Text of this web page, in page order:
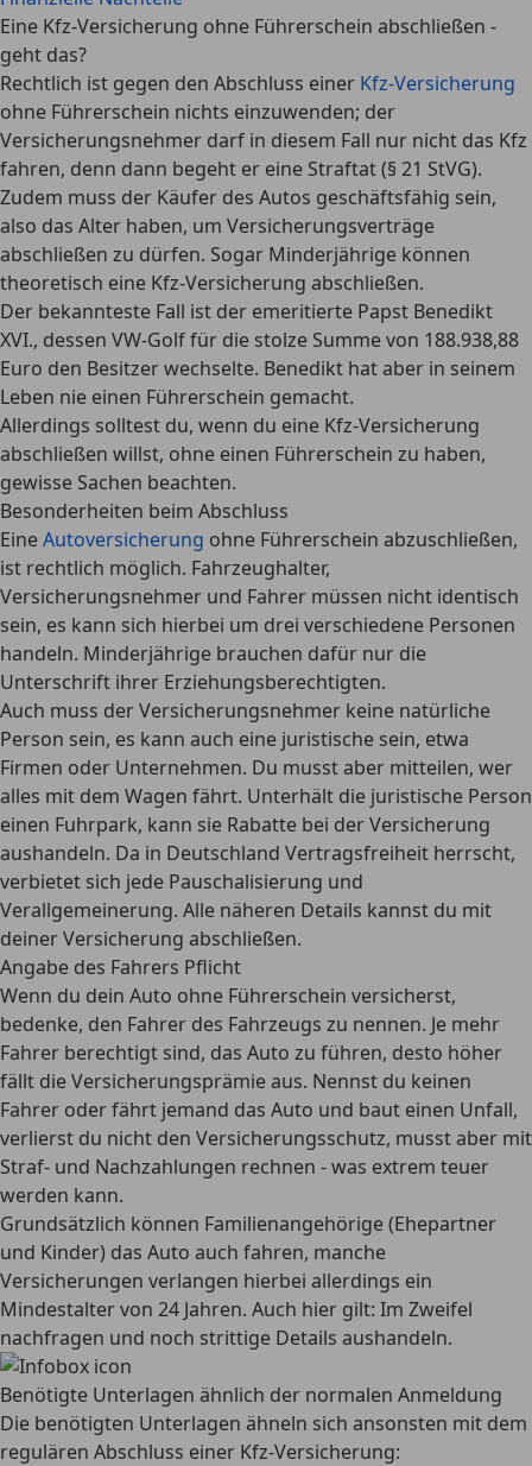
Eine Kfz-Versicherung ohne Führerschein abschließen -
geht das?
Rechtlich ist gegen den Abschluss einer Kfz-Versicherung
ohne Führerschein nichts einzuwenden; der
Versicherungsnehmer darf in diesem Fall nur nicht das Kfz
fahren, denn dann begeht er eine Straftat (§ 21 StVG).
Zudem muss der Käufer des Autos geschäftsfähig sein,
also das Alter haben, um Versicherungsverträge
abschließen zu dürfen. Sogar Minderjährige können
theoretisch eine Kfz-Versicherung abschließen.
Der bekannteste Fall ist der emeritierte Papst Benedikt
XVI., dessen VW-Golf für die stolze Summe von 188.938,88
Euro den Besitzer wechselte. Benedikt hat aber in seinem
Leben nie einen Führerschein gemacht.
Allerdings solltest du, wenn du eine Kfz-Versicherung
abschließen willst, ohne einen Führerschein zu haben,
gewisse Sachen beachten.
Besonderheiten beim Abschluss
EineAutoversicherung ohne Führerschein abzuschließen,
ist rechtlich möglich. Fahrzeughalter,
Versicherungsnehmer und Fahrer müssen nicht identisch
sein, es kann sich hierbei um drei verschiedene Personen
handeln. Minderjährige brauchen dafür nur die
Unterschrift ihrer Erziehungsberechtigten.
Auch muss der Versicherungsnehmer keine natürliche
Person sein, es kann auch eine juristische sein, etwa
Firmen oder Unternehmen. Du musst aber mitteilen, wer
alles mit dem Wagen fährt. Unterhält die juristische Person
einen Fuhrpark, kann sie Rabatte bei der Versicherung
aushandeln. Da in Deutschland Vertragsfreiheit herrscht,
verbietet sich jede Pauschalisierung und
Verallgemeinerung. Alle näheren Details kannst du mit
deiner Versicherung abschließen.
Angabe des Fahrers Pflicht
Wenn du dein Auto ohne Führerschein versicherst,
bedenke, den Fahrer des Fahrzeugs zu nennen. Je mehr
Fahrer berechtigt sind, das Auto zu führen, desto höher
fällt die Versicherungsprämie aus. Nennst du keinen
Fahrer oder fährt jemand das Auto und baut einen Unfall,
verlierst du nicht den Versicherungsschutz, musst aber mit
Straf- und Nachzahlungen rechnen - was extrem teuer
werden kann.
Grundsätzlich können Familienangehörige (Ehepartner
und Kinder) das Auto auch fahren, manche
Versicherungen verlangen hierbei allerdings ein
Mindestalter von 24 Jahren. Auch hier gilt: Im Zweifel
nachfragen und noch strittige Details aushandeln.
Benötigte Unterlagen ähnlich der normalen Anmeldung
Die benötigten Unterlagen ähneln sich ansonsten mit dem
regulären Abschluss einer Kfz-Versicherung: